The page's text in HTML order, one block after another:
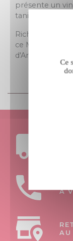
présente un
tanins bien
Richesse
ce Mundus
d'Amérique du
À
AU
Ce